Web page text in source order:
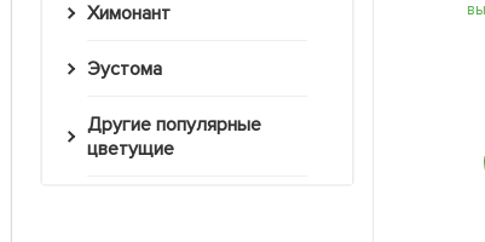
Химонант
Эустома
Другие популярные
цветущие